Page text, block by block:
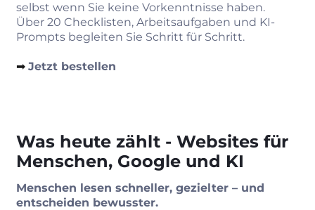
selbst wenn Sie keine Vorkenntnisse haben.
Über 20 Checklisten, Arbeitsaufgaben und KI-
Prompts begleiten Sie Schritt für Schritt.
➡︎ Jetzt bestellen
Was heute zählt - Websites für
Menschen, Google und KI
Menschen lesen schneller, gezielter – und
entscheiden bewusster.